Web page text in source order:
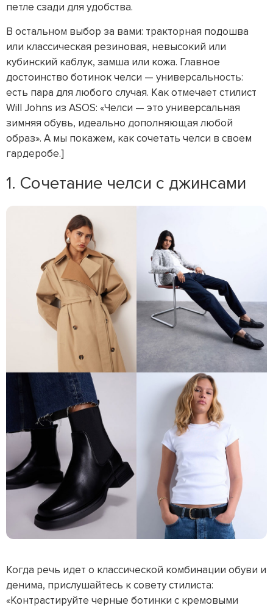
петле сзади для удобства.
В остальном выбор за вами: тракторная подошва
или классическая резиновая, невысокий или
кубинский каблук, замша или кожа. Главное
достоинство ботинок челси — универсальность:
есть пара для любого случая. Как отмечает стилист
Will Johns из ASOS: «Челси — это универсальная
зимняя обувь, идеально дополняющая любой
образ». А мы покажем, как сочетать челси в своем
гардеробе.]
1. Сочетание челси с джинсами
Когда речь идет о классической комбинации обуви и
денима, прислушайтесь к совету стилиста:
«Контрастируйте черные ботинки с кремовыми